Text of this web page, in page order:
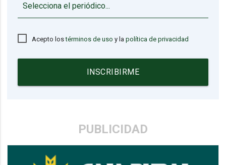
Acepto lostérminos de uso y lapolítica de privacidad
INSCRIBIRME
PUBLICIDAD